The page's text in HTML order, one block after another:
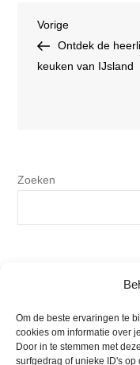
Om de beste ervaringen te
cookies om informatie over
Door in te stemmen met
surfgedrag of unieke ID's op
Bericht
navigatie
Vorig
bericht
Vorige
Ontdek de
keuken van IJsland
Zoeken
Lactosevrije Recepten